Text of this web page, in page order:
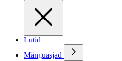
Lutid
Mänguasjad